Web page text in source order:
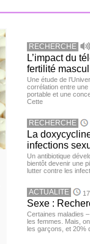
RECHERCHE
L’impact du
fertilité
Une étude de
corrélation entre une
portable et une
Cette
RECHERCHE
La
infections
Un antibiotique
bientôt devenir une
lutter contre les
ACTUALITE
Sexe :
Certaines maladies
les femmes. Mais,
les garçons, et 20%